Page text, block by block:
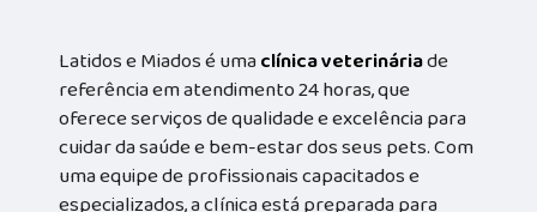
Latidos e Miados é umaclínica veterináriade
referência em atendimento 24 horas, que
oferece serviços de qualidade e excelência para
cuidar da saúde e bem-estar dos seus pets. Com
uma equipe de profissionais capacitados e
especializados, a clínica está preparada para